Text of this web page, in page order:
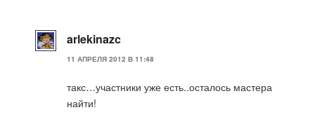
arlekinazc
11 АПРЕЛЯ 2012 В 11:48
такс…участники уже есть..осталось мастера
найти!